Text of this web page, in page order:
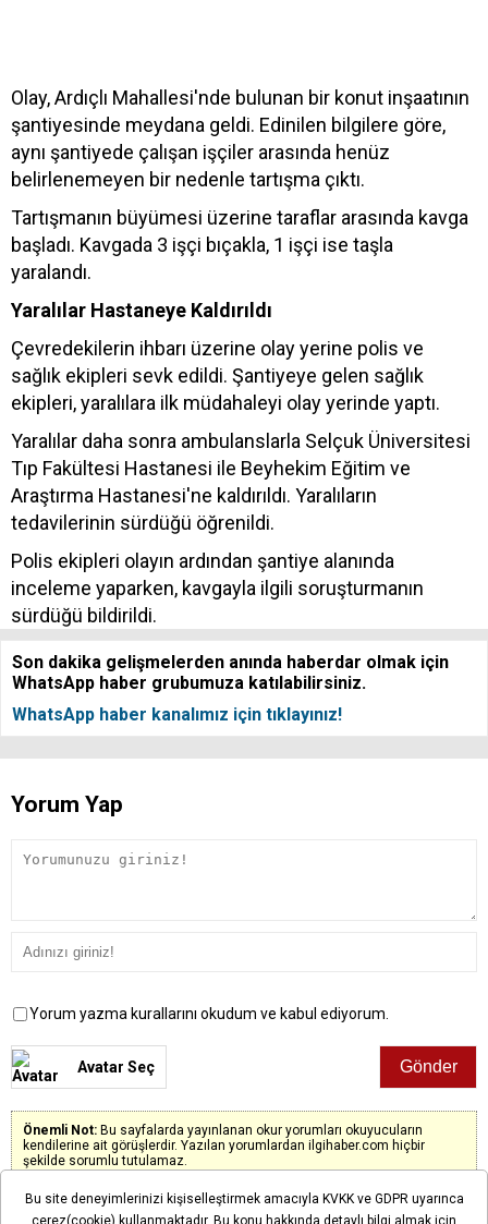
Olay, Ardıçlı Mahallesi'nde bulunan bir konut inşaatının
şantiyesinde meydana geldi. Edinilen bilgilere göre,
aynı şantiyede çalışan işçiler arasında henüz
belirlenemeyen bir nedenle tartışma çıktı.
Tartışmanın büyümesi üzerine taraflar arasında kavga
başladı. Kavgada 3 işçi bıçakla, 1 işçi ise taşla
yaralandı.
Yaralılar Hastaneye Kaldırıldı
Çevredekilerin ihbarı üzerine olay yerine polis ve
sağlık ekipleri sevk edildi. Şantiyeye gelen sağlık
ekipleri, yaralılara ilk müdahaleyi olay yerinde yaptı.
Yaralılar daha sonra ambulanslarla Selçuk Üniversitesi
Tıp Fakültesi Hastanesi ile Beyhekim Eğitim ve
Araştırma Hastanesi'ne kaldırıldı. Yaralıların
tedavilerinin sürdüğü öğrenildi.
Polis ekipleri olayın ardından şantiye alanında
inceleme yaparken, kavgayla ilgili soruşturmanın
sürdüğü bildirildi.
Son dakika gelişmelerden anında haberdar olmak için
WhatsApp haber grubumuza katılabilirsiniz.
WhatsApp haber kanalımız için tıklayınız!
Yorum Yap
Yorum yazma kurallarını okudum ve kabul ediyorum.
Avatar Seç
Önemli Not: Bu sayfalarda yayınlanan okur yorumları okuyucuların
kendilerine ait görüşlerdir. Yazılan yorumlardan ilgihaber.com hiçbir
şekilde sorumlu tutulamaz.
Bu site deneyimlerinizi kişiselleştirmek amacıyla KVKK ve GDPR uyarınca
çerez(cookie) kullanmaktadır. Bu konu hakkında detaylı bilgi almak için